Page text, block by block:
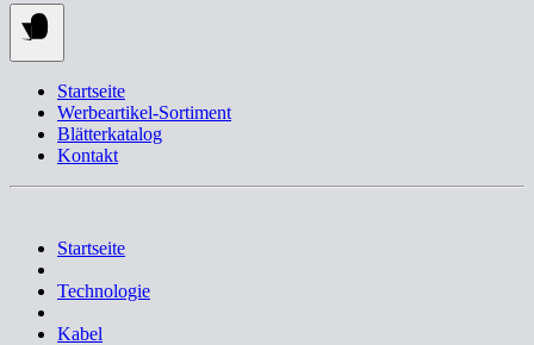
Startseite
Werbeartikel-Sortiment
Blätterkatalog
Kontakt
Startseite
Technologie
Kabel